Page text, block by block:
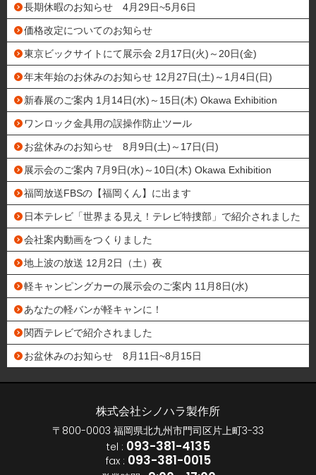
長期休暇のお知らせ 4月29日~5月6日
価格改定についてのお知らせ
東京ビックサイトにて展示会 2月17日(火)～20日(金)
年末年始のお休みのお知らせ 12月27日(土)～1月4日(日)
新春展のご案内 1月14日(水)～15日(木) Okawa Exhibition
ワンロック金具用の誤操作防止ツール
お盆休みのお知らせ 8月9日(土)～17日(日)
展示会のご案内 7月9日(水)～10日(木) Okawa Exhibition
福岡放送FBSの【福岡くん】に出ます
日本テレビ「世界まる見え！テレビ特捜部」で紹介されました
会社案内動画をつくりました
地上波の放送 12月2日（土）夜
軽キャンピングカーの展示会のご案内 11月8日(水)
あなたの軽バンが軽キャンに！
関西テレビで紹介されました
お盆休みのお知らせ 8月11日~8月15日
株式会社シノハラ製作所
〒800-0003 福岡県北九州市門司区片上町3-33
tel : 093-381-4135
fax : 093-381-0015